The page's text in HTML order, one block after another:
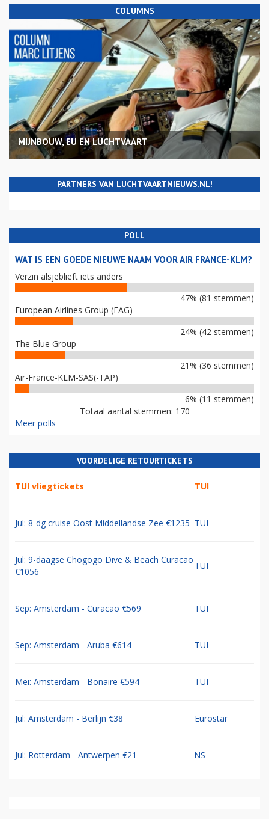
COLUMNS
MIJNBOUW, EU EN LUCHTVAART
PARTNERS VAN LUCHTVAARTNIEUWS.NL!
POLL
WAT IS EEN GOEDE NIEUWE NAAM VOOR AIR FRANCE-KLM?
Verzin alsjeblieft iets anders
47% (81 stemmen)
European Airlines Group (EAG)
24% (42 stemmen)
The Blue Group
21% (36 stemmen)
Air-France-KLM-SAS(-TAP)
6% (11 stemmen)
Totaal aantal stemmen: 170
Meer polls
VOORDELIGE RETOURTICKETS
TUI vliegtickets TUI
Jul: 8-dg cruise Oost Middellandse Zee €1235 TUI
Jul: 9-daagse Chogogo Dive & Beach Curacao
€1056
TUI
Sep: Amsterdam - Curacao €569 TUI
Sep: Amsterdam - Aruba €614 TUI
Mei: Amsterdam - Bonaire €594 TUI
Jul: Amsterdam - Berlijn €38 Eurostar
Jul: Rotterdam - Antwerpen €21 NS